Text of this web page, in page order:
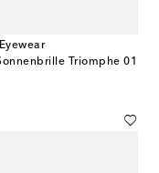
Triomphe 01